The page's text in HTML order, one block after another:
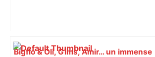
Bigflo & Oli, Gims, Amir… un immense